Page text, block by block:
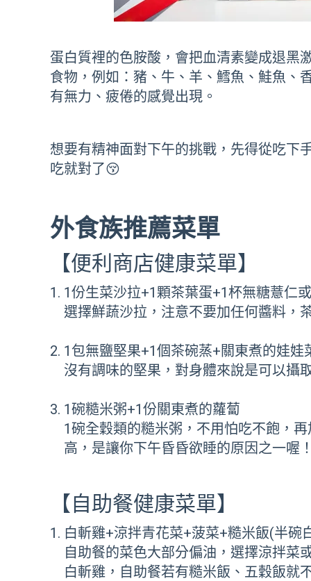
蛋白質裡的色胺酸，會把血清素變成退黑
食物，例如：豬、牛、羊、鱈魚、鮭魚、
有無力、疲倦的感覺出現。
想要有精神面對下午的挑戰，先得從吃下
吃就對了😚
外食族推薦菜單
【便利商店健康菜單】
1份生菜沙拉+1顆茶葉蛋+1杯無糖薏仁
選擇鮮蔬沙拉，注意不要加任何醬料，
1包無鹽堅果+1個茶碗蒸+關東煮的娃娃
沒有調味的堅果，對身體來說是可以攝
1碗糙米粥+1份關東煮的蘿蔔
1碗全穀類的糙米粥，不用怕吃不飽，
高，是讓你下午昏昏欲睡的原因之一喔
【自助餐健康菜單】
白斬雞+涼拌青花菜+菠菜+糙米飯(半碗
自助餐的菜色大部分偏油，選擇涼拌菜
白斬雞，自助餐若有糙米飯、五穀飯就